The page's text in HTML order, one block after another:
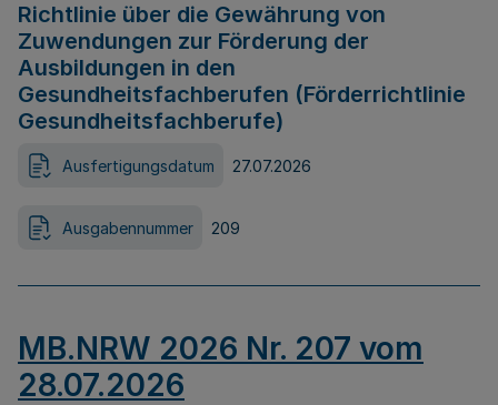
Richtlinie über die Gewährung von
Zuwendungen zur Förderung der
Ausbildungen in den
Gesundheitsfachberufen (Förderrichtlinie
Gesundheitsfachberufe)
Ausfertigungsdatum 27.07.2026
Ausgabennummer 209
MB.NRW 2026 Nr. 207 vom
28.07.2026